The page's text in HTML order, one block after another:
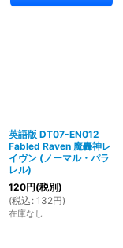
英語版 DT07-EN012
Fabled Raven 魔轟神レ
イヴン (ノーマル・パラ
レル)
120円(税別)
(税込 : 132円)
在庫なし